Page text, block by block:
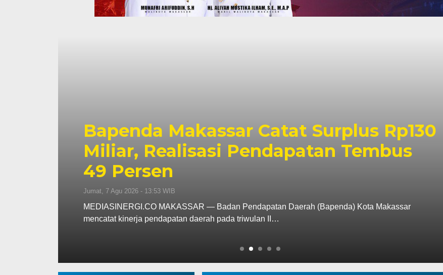
Pemkot Makassar Pastikan PSEL Tetap
Berjalan, Penetapan Lokasi Masih
Dibahas
Kamis, 6 Agu 2026 - 18:45 WIB
MEDIASINERGI.CO MAKASSAR — Wali Kota Makassar, Munafri Arifuddin, memastikan
Pemerintah Kota Makassar tetap membuka ruang dialog…